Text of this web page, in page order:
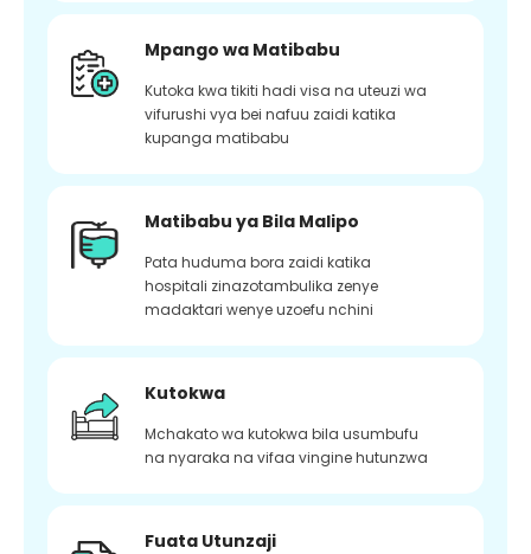
Mpango wa Matibabu
Kutoka kwa tikiti hadi visa na uteuzi wa
vifurushi vya bei nafuu zaidi katika
kupanga matibabu
Matibabu ya Bila Malipo
Pata huduma bora zaidi katika
hospitali zinazotambulika zenye
madaktari wenye uzoefu nchini
Kutokwa
Mchakato wa kutokwa bila usumbufu
na nyaraka na vifaa vingine hutunzwa
Fuata Utunzaji